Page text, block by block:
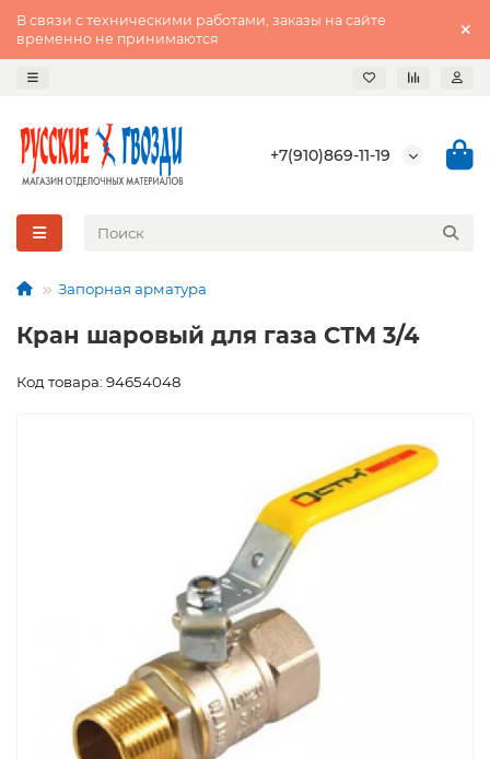
В связи с техническими работами, заказы на сайте
временно не принимаются
+7(910)869-11-19
Запорная арматура
Кран шаровый для газа СТМ 3/4
Код товара: 94654048